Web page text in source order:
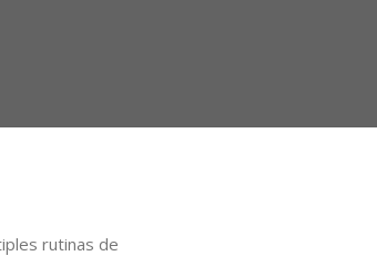
rutinas de